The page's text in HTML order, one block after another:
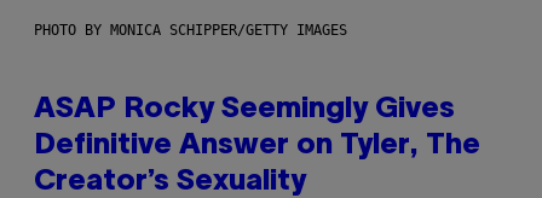
PHOTO BY MONICA SCHIPPER/GETTY IMAGES
ASAP Rocky Seemingly Gives
Definitive Answer on Tyler, The
Creator’s Sexuality